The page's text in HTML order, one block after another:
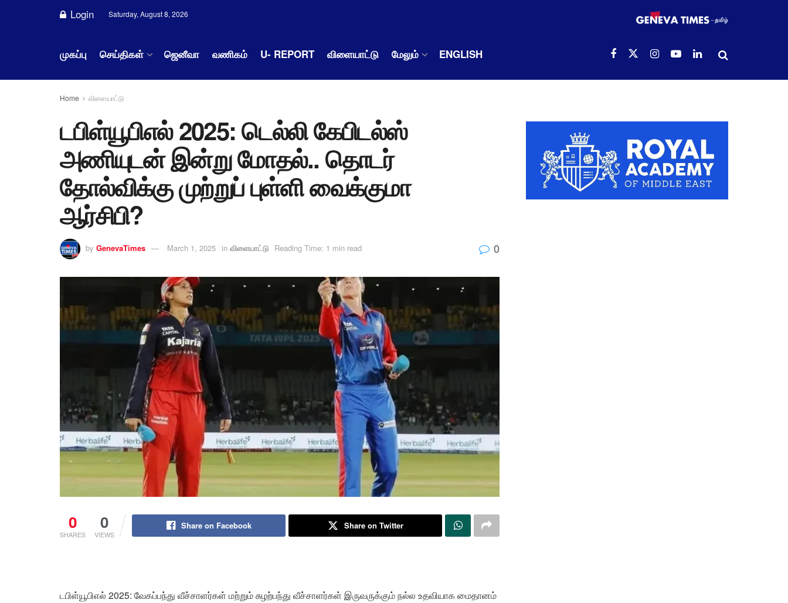
Login Saturday, August 8, 2026
முகப்பு செய்திகள் ஜெனீவா வணிகம் U- REPORT விளையாட்டு மேலும் ENGLISH
Home விளையாட்டு
டபிள்யூபிஎல் 2025: டெல்லி கேபிடல்ஸ்
அணியுடன் இன்று மோதல்.. தொடர்
தோல்விக்கு முற்றுப் புள்ளி வைக்குமா
ஆர்சிபி?
by GenevaTimes March 1, 2025 in விளையாட்டு Reading Time: 1 min read 0
0
SHARES
0
VIEWS
Share on Facebook Share on Twitter
டபிள்யூபிஎல் 2025: வேகப்பந்து வீச்சாளர்கள் மற்றும் சுழற்பந்து வீச்சாளர்கள் இருவருக்கும் நல்ல உதவியாக மைதானம்